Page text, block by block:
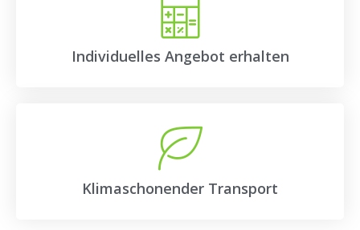
Individuelles Angebot erhalten
Klimaschonender Transport